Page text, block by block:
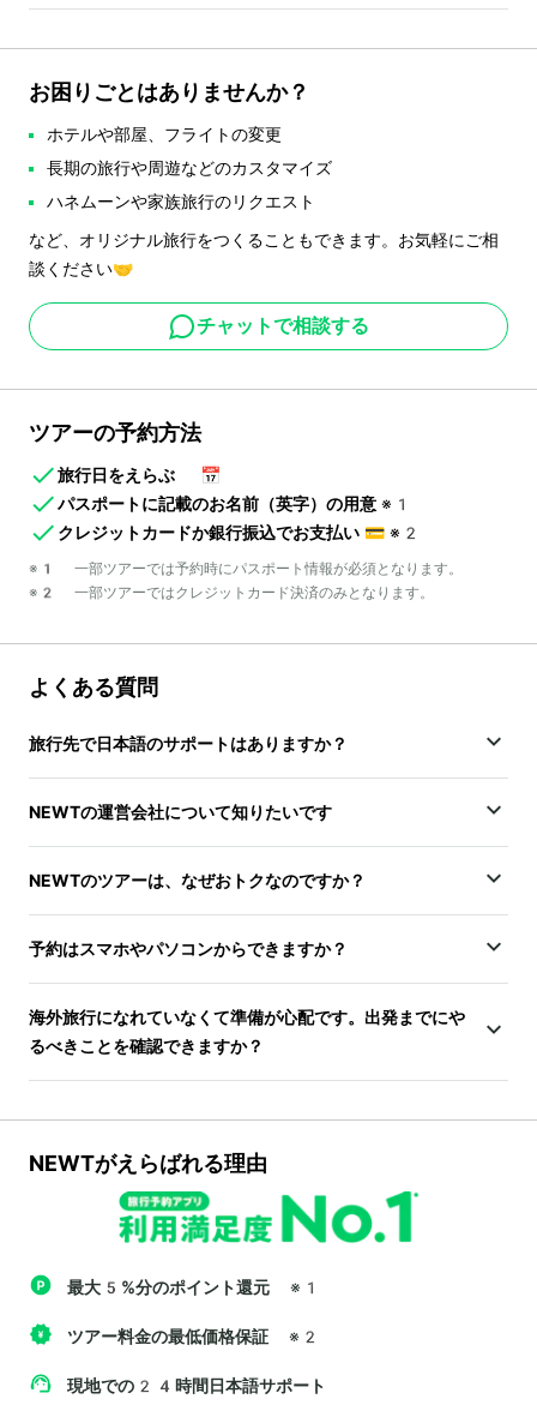
お困りごとはありませんか？
ホテルや部屋、フライトの変更
長期の旅行や周遊などのカスタマイズ
ハネムーンや家族旅行のリクエスト
など、オリジナル旅行をつくることもできます。お気軽にご相
談ください🤝
チャットで相談する
ツアーの予約方法
旅行日をえらぶ
📅
パスポートに記載のお名前（英字）の用意 ※1
クレジットカードか銀行振込でお支払い 💳 ※2
※1 一部ツアーでは予約時にパスポート情報が必須となります。
※2 一部ツアーではクレジットカード決済のみとなります。
よくある質問
旅行先で日本語のサポートはありますか？
NEWTの運営会社について知りたいです
NEWTのツアーは、なぜおトクなのですか？
予約はスマホやパソコンからできますか？
海外旅行になれていなくて準備が心配です。出発までにや
るべきことを確認できますか？
NEWTがえらばれる理由
最大5%分のポイント還元 ※1
ツアー料金の最低価格保証 ※2
現地での24時間日本語サポート